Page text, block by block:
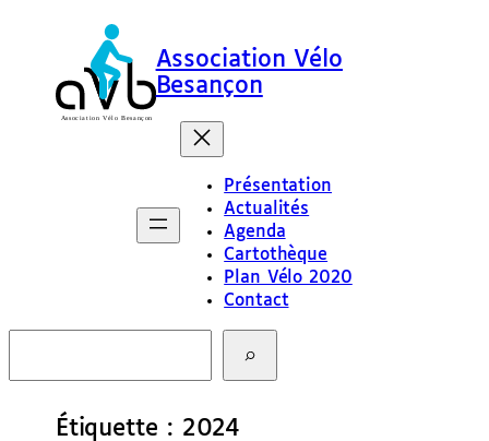
Association Vélo
Besançon
Présentation
Actualités
Agenda
Cartothèque
Plan Vélo 2020
Contact
c
Étiquette : 2024